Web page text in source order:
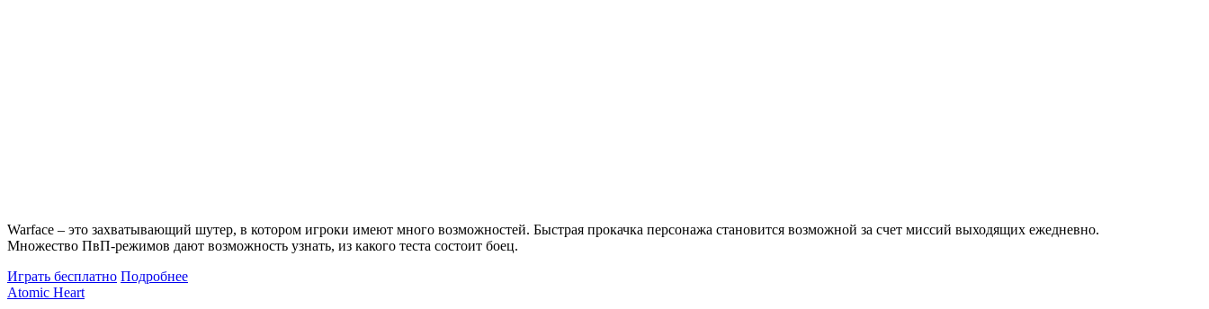
Warface – это захватывающий шутер, в котором игроки имеют много возможностей. Быстрая прокачка персонажа становится возможной за счет миссий выходящих ежедневно.
Множество ПвП-режимов дают возможность узнать, из какого теста состоит боец.
Играть бесплатно Подробнее
Atomic Heart